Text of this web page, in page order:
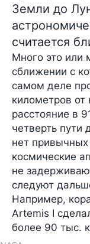
Земли до
считается
Много это или
сближении с
самом деле
километров
расстояние в
четверть
нет привычных
космические
не
следуют
Например,
Artemis I
более 90 тыс.